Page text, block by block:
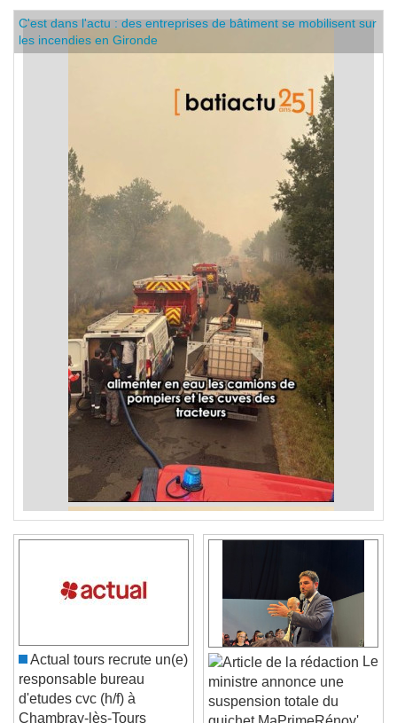
C'est dans l'actu : des entreprises de bâtiment se mobilisent sur
les incendies en Gironde
Actual tours recrute un(e)
responsable bureau
d'etudes cvc (h/f) à
ministre annonce une
suspension totale du